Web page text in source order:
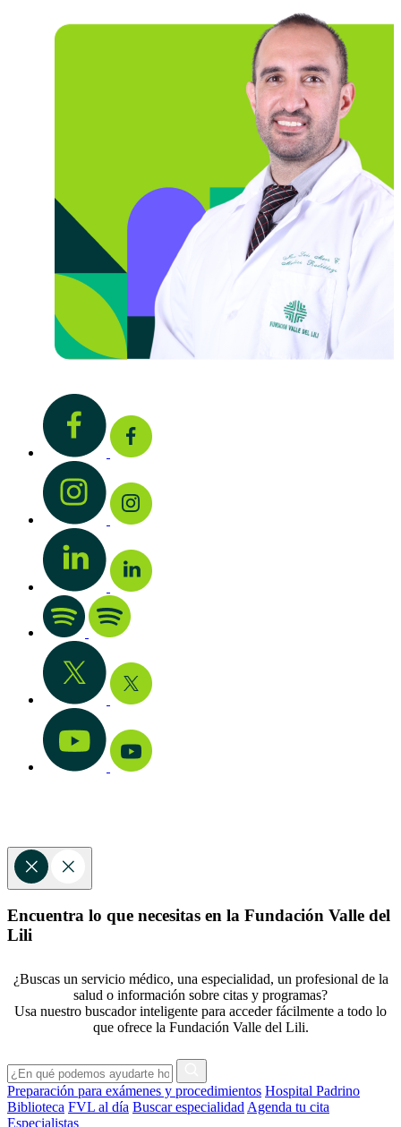
Encuentra lo que necesitas en la Fundación Valle del
Lili
¿Buscas un servicio médico, una especialidad, un profesional de la
salud o información sobre citas y programas?
Usa nuestro buscador inteligente para acceder fácilmente a todo lo
que ofrece la Fundación Valle del Lili.
Preparación para exámenes y procedimientos Hospital Padrino
Biblioteca FVL al día Buscar especialidad Agenda tu cita
Especialistas